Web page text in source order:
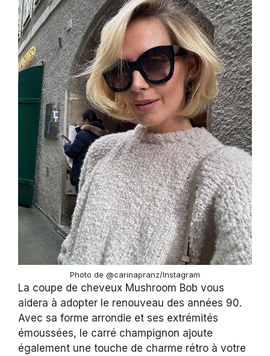
Photo de @carinapranz/Instagram
La coupe de cheveux Mushroom Bob vous
aidera à adopter le renouveau des années 90.
Avec sa forme arrondie et ses extrémités
émoussées, le carré champignon ajoute
également une touche de charme rétro à votre